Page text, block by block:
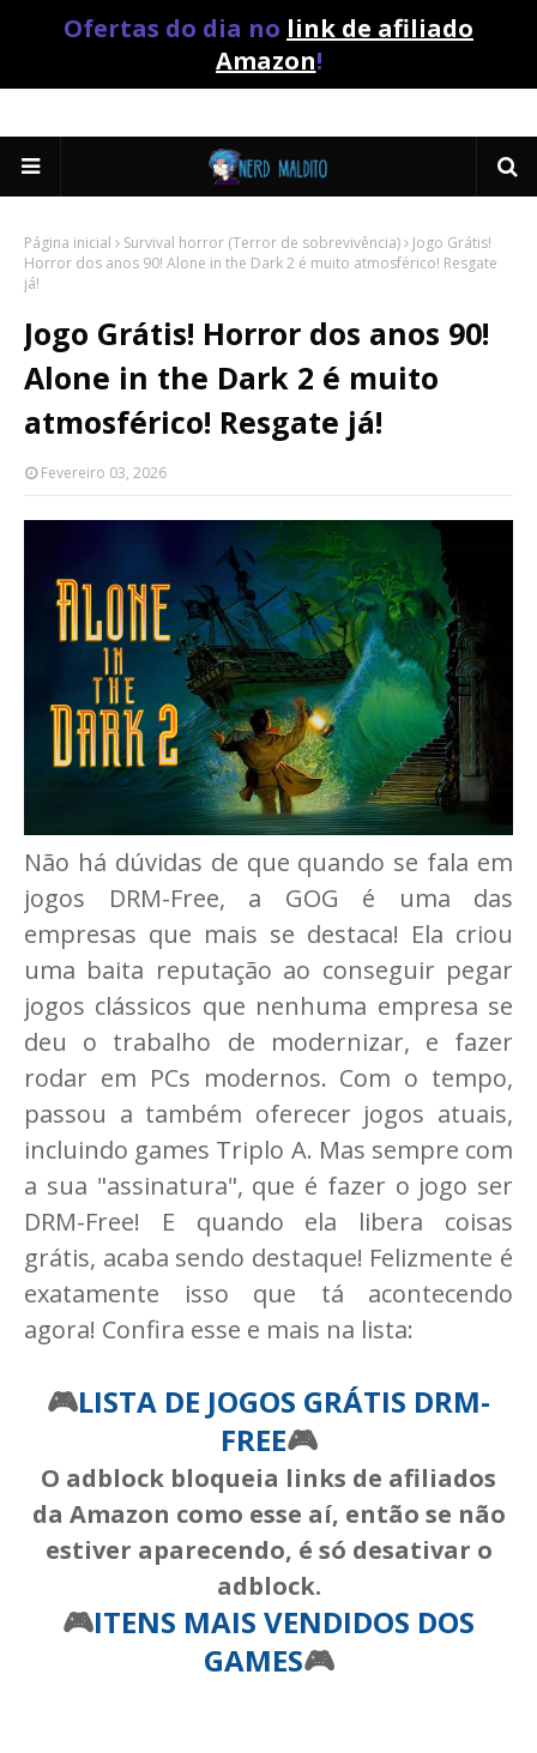
Ofertas do dia no link de afiliado
Amazon!
Página inicial Survival horror (Terror de sobrevivência)
Jogo Grátis!
Horror dos anos 90! Alone in the Dark 2 é muito atmosférico! Resgate
já!
Jogo Grátis! Horror dos anos 90!
Alone in the Dark 2 é muito
atmosférico! Resgate já!
Fevereiro 03, 2026
Não há dúvidas de que quando se fala em
jogos DRM-Free, a GOG é uma das
empresas que mais se destaca! Ela criou
uma baita reputação ao conseguir pegar
jogos clássicos que nenhuma empresa se
deu o trabalho de modernizar, e fazer
rodar em PCs modernos. Com o tempo,
passou a também oferecer jogos atuais,
incluindo games Triplo A. Mas sempre com
a sua "assinatura", que é fazer o jogo ser
DRM-Free! E quando ela libera coisas
grátis, acaba sendo destaque! Felizmente é
exatamente isso que tá acontecendo
agora! Confira esse e mais na lista:
🎮LISTA DE JOGOS GRÁTIS DRM-
FREE🎮
O adblock bloqueia links de afiliados
da Amazon como esse aí, então se não
estiver aparecendo, é só desativar o
adblock.
🎮ITENS MAIS VENDIDOS DOS
GAMES🎮